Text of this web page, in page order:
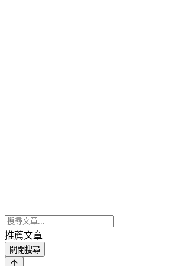
推薦文章
關閉搜尋